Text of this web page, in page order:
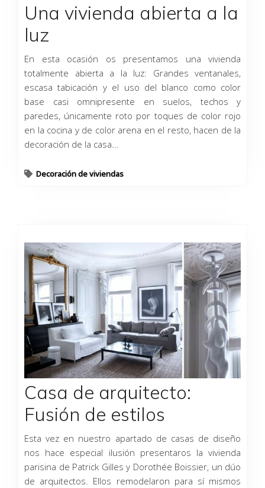
Una vivienda abierta a la
luz
En esta ocasión os presentamos una vivienda
totalmente abierta a la luz: Grandes ventanales,
escasa tabicación y el uso del blanco como color
base casi omnipresente en suelos, techos y
paredes, únicamente roto por toques de color rojo
en la cocina y de color arena en el resto, hacen de la
decoración de la casa...
Decoración de viviendas
Casa de arquitecto:
Fusión de estilos
Esta vez en nuestro apartado de casas de diseño
nos hace especial ilusión presentaros la vivienda
parisina de Patrick Gilles y Dorothée Boissier, un dúo
de arquitectos. Ellos remodelaron para sí mismos